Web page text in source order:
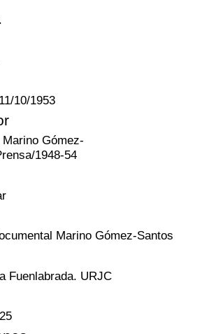
10/1953
Marino Gómez-
1948-54
Marino Gómez-Santos
Fuenlabrada. URJC